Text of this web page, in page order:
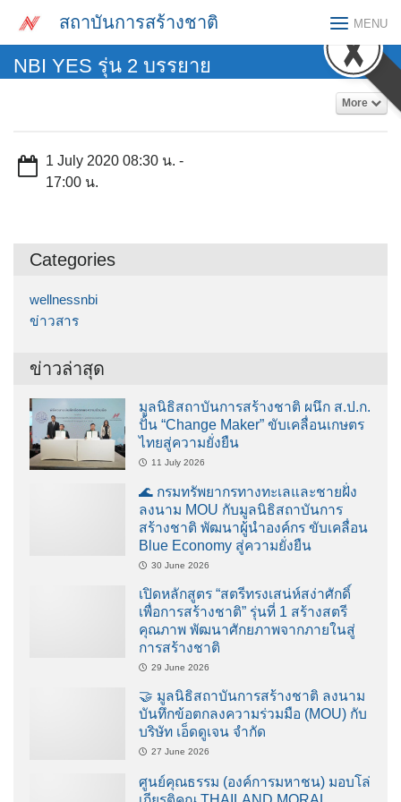
สถาบันการสร้างชาติ MENU
NBI YES รุ่น 2 บรรยาย
More
1 July 2020 08:30 น. -
17:00 น.
Categories
wellnessnbi
ข่าวสาร
ข่าวล่าสุด
มูลนิธิสถาบันการสร้างชาติ ผนึก ส.ป.ก.
ปั้น “Change Maker” ขับเคลื่อนเกษตร
ไทยสู่ความยั่งยืน
11 July 2026
🌊 กรมทรัพยากรทางทะเลและชายฝั่ง
ลงนาม MOU กับมูลนิธิสถาบันการ
สร้างชาติ พัฒนาผู้นำองค์กร ขับเคลื่อน
Blue Economy สู่ความยั่งยืน
30 June 2026
เปิดหลักสูตร “สตรีทรงเสน่ห์สง่าศักดิ์
เพื่อการสร้างชาติ” รุ่นที่ 1 สร้างสตรี
คุณภาพ พัฒนาศักยภาพจากภายในสู่
การสร้างชาติ
29 June 2026
🤝 มูลนิธิสถาบันการสร้างชาติ ลงนาม
บันทึกข้อตกลงความร่วมมือ (MOU) กับ
บริษัท เอ็ดดูเจน จำกัด
27 June 2026
ศูนย์คุณธรรม (องค์การมหาชน) มอบโล่